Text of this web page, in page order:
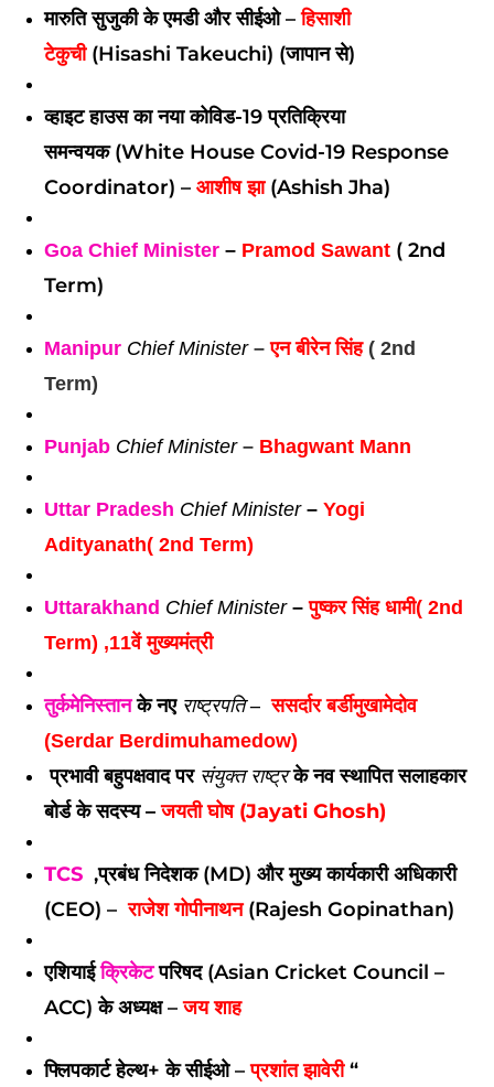
मारुति सुजुकी के एमडीऔर सीईओ –हिसाशी
टेकुची (Hisashi Takeuchi) (जापान से)
व्हाइट हाउस का नया कोविड-19 प्रतिक्रिया
समन्वयक(White House Covid-19 Response
Coordinator) – आशीष झा(Ashish Jha)
Goa Chief Minister – Pramod Sawant ( 2nd
Term)
Manipur Chief Minister – एन बीरेन सिंह ( 2nd
Term)
Punjab Chief Minister – Bhagwant Mann
Uttar Pradesh Chief Minister – Yogi
Adityanath( 2nd Term)
Uttarakhand Chief Minister – पुष्कर सिंह धामी( 2nd
Term) ,11वें मुख्यमंत्री
तुर्कमेनिस्तान के नए राष्ट्रपति– ससर्दार बर्डीमुखामेदोव
(Serdar Berdimuhamedow)
प्रभावी बहुपक्षवाद पर संयुक्त राष्ट्रके नव स्थापित सलाहकार
बोर्ड के सदस्य – जयती घोष (Jayati Ghosh)
TCS ,प्रबंध निदेशक (MD) और मुख्य कार्यकारी अधिकारी
(CEO) – राजेश गोपीनाथन(Rajesh Gopinathan)
एशियाईक्रिकेटपरिषद (Asian Cricket Council –
ACC) के अध्यक्ष –जय शाह
फ्लिपकार्ट हेल्थ+ के सीईओ – प्रशांत झावेरी“